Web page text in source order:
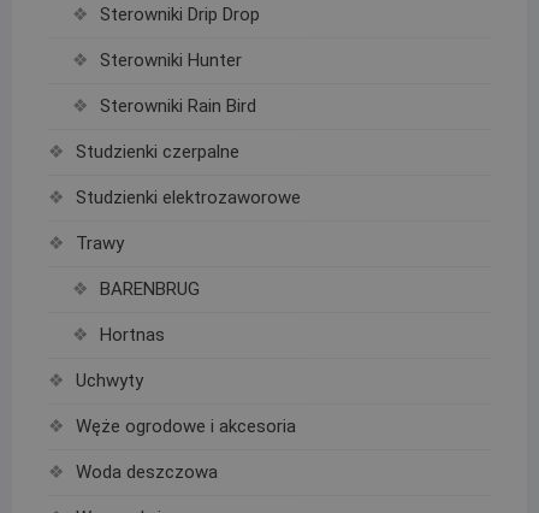
Sterowniki Drip Drop
Sterowniki Hunter
Sterowniki Rain Bird
Studzienki czerpalne
Studzienki elektrozaworowe
Trawy
BARENBRUG
Hortnas
Uchwyty
Węże ogrodowe i akcesoria
Woda deszczowa